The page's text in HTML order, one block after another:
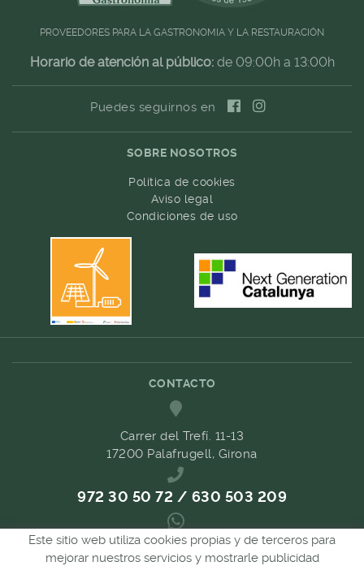
PROVEEDORES PARA LA GASTRONOMIA Y LA RESTAURACIÓN
Horario de atención al público:de 09:00h a 13:00h
Puedes seguirnos en
SOBRE NOSOTROS
Política de cookies
Aviso legal
Condiciones de uso
CONTACTO
Carrer del Trefí. 11-13
17200 Palafrugell, Girona
972 30 50 72 / 630 503 209
689 657 489
Este sitio web utiliza cookies propias y de terceros para
mejorar nuestros servicios y mostrarle publicidad